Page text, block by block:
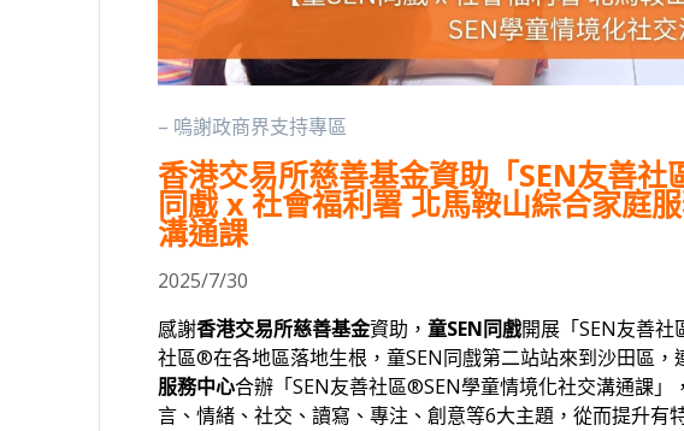
– 嗚謝政商界支持專區
香港交易所慈善基金資助「SEN友善
同戲 x 社會福利署 北馬鞍山綜合家庭
溝通課
2025/7/30
感謝香港交易所慈善基金資助，童SEN同戲開展「SEN友善
社區®在各地區落地生根，童SEN同戲第二站站來到沙田區，
服務中心合辦「SEN友善社區®SEN學童情境化社交溝通課
言、情緒、社交、讀寫、專注、創意等6大主題，從⽽提升有